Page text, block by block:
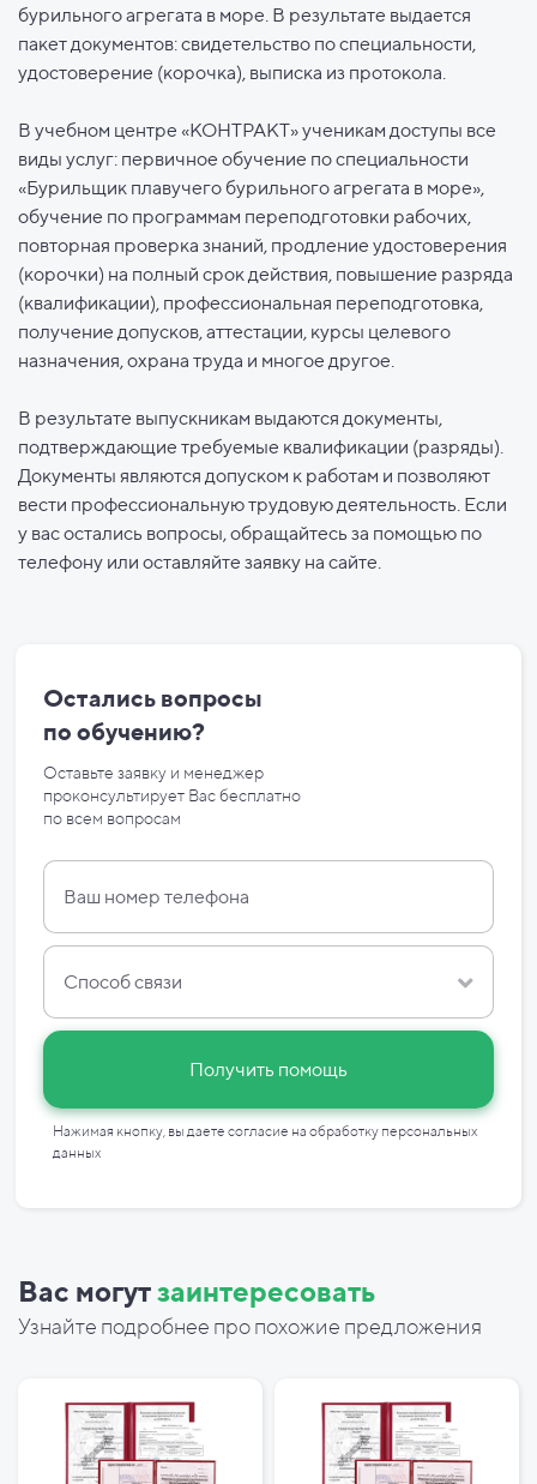
бурильного агрегата в море. В результате выдается
пакет документов: свидетельство по специальности,
удостоверение (корочка), выписка из протокола.
В учебном центре «КОНТРАКТ» ученикам доступы все
виды услуг: первичное обучение по специальности
«Бурильщик плавучего бурильного агрегата в море»,
обучение по программам переподготовки рабочих,
повторная проверка знаний, продление удостоверения
(корочки) на полный срок действия, повышение разряда
(квалификации), профессиональная переподготовка,
получение допусков, аттестации, курсы целевого
назначения, охрана труда и многое другое.
В результате выпускникам выдаются документы,
подтверждающие требуемые квалификации (разряды).
Документы являются допуском к работам и позволяют
вести профессиональную трудовую деятельность. Если
у вас остались вопросы, обращайтесь за помощью по
телефону или оставляйте заявку на сайте.
Остались вопросы
по обучению?
Оставьте заявку и менеджер
проконсультирует Вас бесплатно
по всем вопросам
Способ связи
Получить помощь
Нажимая кнопку, вы даете согласие на обработку персональных
данных
Вас могутзаинтересовать
Узнайте подробнее про похожие предложения